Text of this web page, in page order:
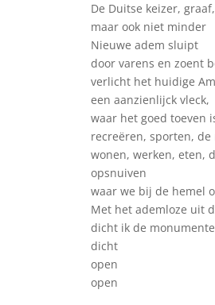
De Duitse keizer,
maar ook niet minder
Nieuwe adem sluipt
door varens en zoent
verlicht het huidige
een aanzienlijck vleck,
waar het goed toeven
recreëren, sporten,
wonen, werken, eten,
opsnuiven
waar we bij de hemel
Met het ademloze uit
dicht ik de
dicht
open
open